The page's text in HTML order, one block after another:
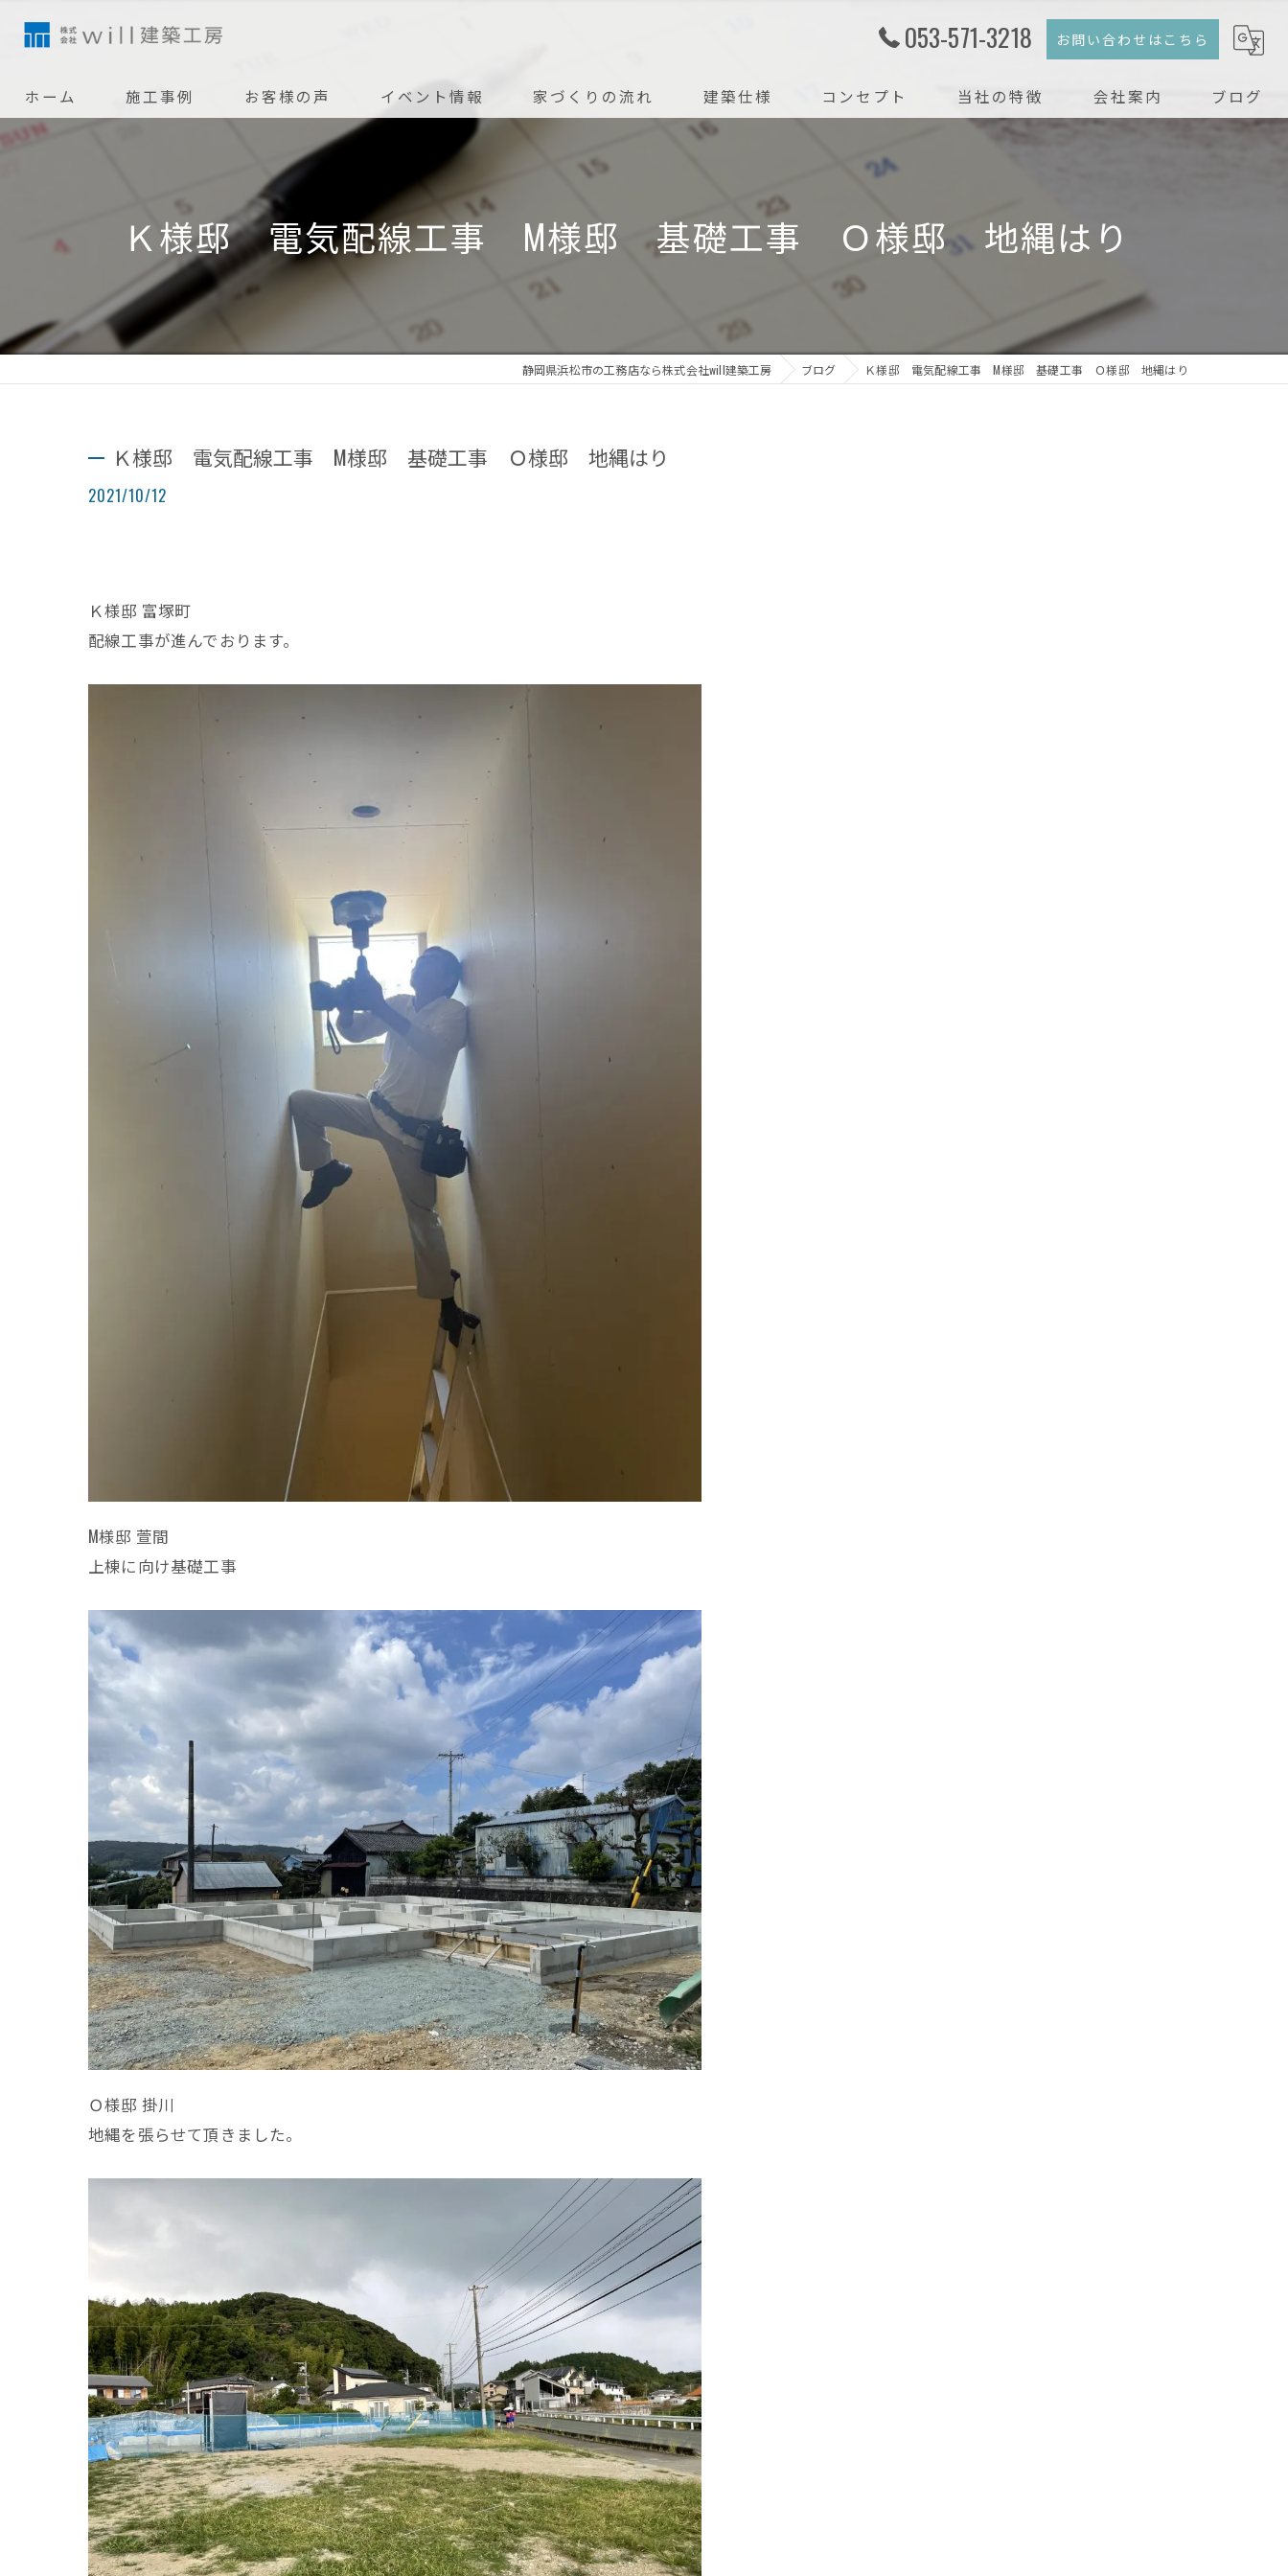
053-571-3218 お問い合わせはこちら
ホーム 施工事例 お客様の声 イベント情報 家づくりの流れ
アフターメンテナンス
建築仕様 コンセプト 当社の特徴
戸建て
リノベーション
会社案内 ブログ
Ｋ様邸 電気配線工事 M様邸 基礎工事 Ｏ様邸 地縄はり
静岡県浜松市の工務店なら株式会社will建築工房 ブログ Ｋ様邸 電気配線工事 M様邸 基礎工事 Ｏ様邸 地縄はり
Ｋ様邸 電気配線工事 M様邸 基礎工事 Ｏ様邸 地縄はり
2021/10/12
Ｋ様邸 富塚町
配線工事が進んでおります。
M様邸 萱間
上棟に向け基礎工事
Ｏ様邸 掛川
地縄を張らせて頂きました。